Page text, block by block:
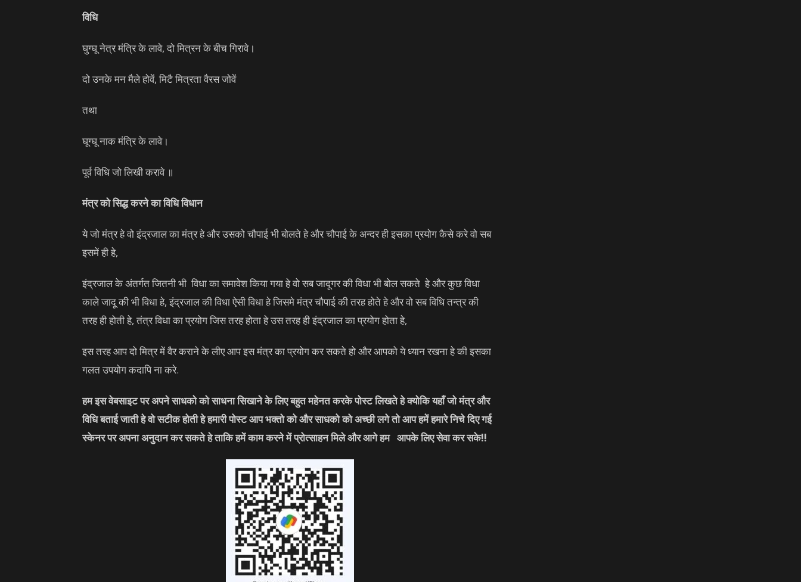
विधि
घुग्घू नेत्र मंत्रि के लावे, दो मित्रन के बीच गिरावे।
दो उनके मन मैले होवें, मिटै मित्रता वैरस जोवें
तथा
घूग्घू नाक मंत्रि के लावे।
पूर्व विधि जो लिखी करावे ॥
मंत्र को सिद्ध करने का विधि विधान
ये जो मंत्र हे वो इंद्रजाल का मंत्र हे और उसको चौपाई भी बोलते हे और चौपाई के अन्दर ही इसका प्रयोग कैसे करे वो सब
इसमें ही हे,
इंद्रजाल के अंतर्गत जितनी भी विधा का समावेश किया गया हे वो सब जादूगर की विधा भी बोल सकते हे और कुछ विधा
काले जादू की भी विधा हे, इंद्रजाल की विधा ऐसी विधा हे जिसमे मंत्र चौपाई की तरह होते हे और वो सब विधि तन्त्र की
तरह ही होती हे, तंत्र विधा का प्रयोग जिस तरह होता हे उस तरह ही इंद्रजाल का प्रयोग होता हे,
इस तरह आप दो मित्र में वैर कराने के लीए आप इस मंत्र का प्रयोग कर सकते हो और आपको ये ध्यान रखना हे की इसका
गलत उपयोग कदापि ना करे.
हम इस वेबसाइट पर अपने साधको को साधना सिखाने के लिए बहुत महेनत करके पोस्ट लिखते हे क्योकि यहाँ जो मंत्र और
विधि बताई जाती हे वो सटीक होती हे हमारी पोस्ट आप भक्तो को और साधको को अच्छी लगे तो आप हमें हमारे निचे दिए गई
स्केनर पर अपना अनुदान कर सकते हे ताकि हमें काम करने में प्रोत्साहन मिले और आगे हम आपके लिए सेवा कर सके!!